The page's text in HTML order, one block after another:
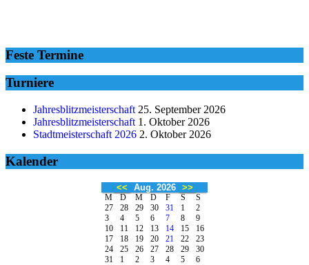
Feste Termine
Turniere
Jahresblitzmeisterschaft 25. September 2026
Jahresblitzmeisterschaft 1. Oktober 2026
Stadtmeisterschaft 2026 2. Oktober 2026
Kalender
<< Aug. 2026 >>
M D M D F S
S
27
28 29 30 31 1
2
3
4 5 6 7 8
9
10
11 12 13 14 15
16
17
18 19 20 21 22
23
24
25 26 27 28 29
30
31
1 2 3 4 5 6